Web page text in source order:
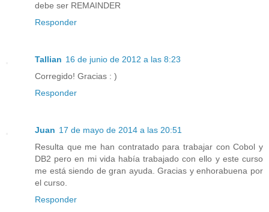
debe ser REMAINDER
Responder
Tallian 16 de junio de 2012 a las 8:23
Corregido! Gracias : )
Responder
Juan 17 de mayo de 2014 a las 20:51
Resulta que me han contratado para trabajar con Cobol y
DB2 pero en mi vida había trabajado con ello y este curso
me está siendo de gran ayuda. Gracias y enhorabuena por
el curso.
Responder